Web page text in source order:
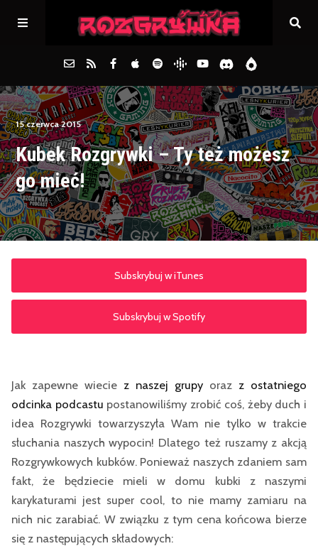
Główna
Archiwum
FAQs
Kontakt
15 czerwca 2015
Kubek Rozgrywki – Ty też możesz
go mieć!
Subskrybuj w iTunes
Subskrybuj w Spotify
Jak zapewne wiecie z naszej grupy oraz z ostatniego
odcinka podcastu postanowiliśmy zrobić coś, żeby duch i
idea Rozgrywki towarzyszyła Wam nie tylko w trakcie
słuchania naszych wypocin! Dlatego też ruszamy z akcją
Rozgrywkowych kubków. Ponieważ naszych zdaniem sam
fakt, że będziecie mieli w domu kubki z naszymi
karykaturami jest super cool, to nie mamy zamiaru na
nich nic zarabiać. W związku z tym cena końcowa bierze
się z następujących składowych: